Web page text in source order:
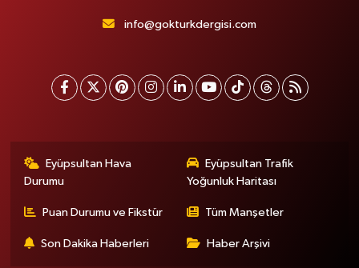
info@gokturkdergisi.com
Eyüpsultan Hava
Durumu
Eyüpsultan Trafik
Yoğunluk Haritası
Puan Durumu ve Fikstür Tüm Manşetler
Son Dakika Haberleri Haber Arşivi